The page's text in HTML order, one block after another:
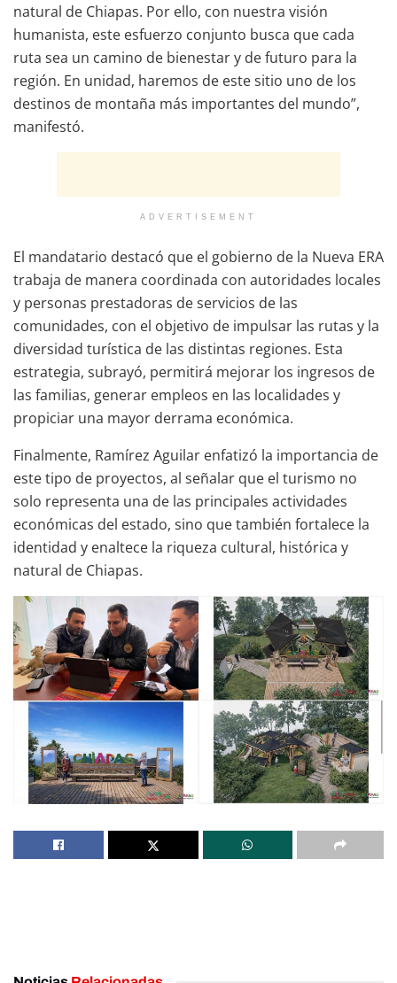
natural de Chiapas. Por ello, con nuestra visión
humanista, este esfuerzo conjunto busca que cada
ruta sea un camino de bienestar y de futuro para la
región. En unidad, haremos de este sitio uno de los
destinos de montaña más importantes del mundo”,
manifestó.
ADVERTISEMENT
El mandatario destacó que el gobierno de la Nueva ERA
trabaja de manera coordinada con autoridades locales
y personas prestadoras de servicios de las
comunidades, con el objetivo de impulsar las rutas y la
diversidad turística de las distintas regiones. Esta
estrategia, subrayó, permitirá mejorar los ingresos de
las familias, generar empleos en las localidades y
propiciar una mayor derrama económica.
Finalmente, Ramírez Aguilar enfatizó la importancia de
este tipo de proyectos, al señalar que el turismo no
solo representa una de las principales actividades
económicas del estado, sino que también fortalece la
identidad y enaltece la riqueza cultural, histórica y
natural de Chiapas.